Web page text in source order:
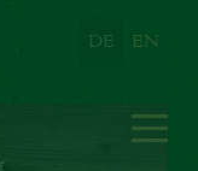
DE EN